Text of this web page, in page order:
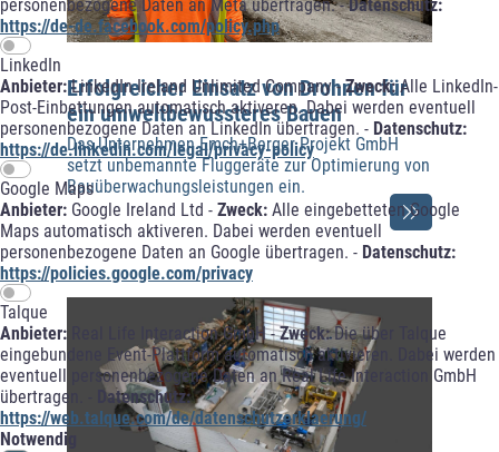
personenbezogene Daten an Meta übertragen. -Datenschutz:
https://de-de.facebook.com/policy.php
LinkedIn
Anbieter:LinkedIn Ireland Unlimited Company -Zweck:Alle LinkedIn-
Post-Einbettungen automatisch aktiveren. Dabei werden eventuell
personenbezogene Daten an LinkedIn übertragen. - Datenschutz:
https://de.linkedin.com/legal/privacy-policy
Google Maps
Anbieter: Google Ireland Ltd - Zweck: Alle eingebetteten Google
Maps automatisch aktiveren. Dabei werden eventuell
personenbezogene Daten an Google übertragen. - Datenschutz:
https://policies.google.com/privacy
Talque
Anbieter: Real Life Interaction GmbH -Zweck:Die über Talque
eingebundene Event-Plattform automatisch aktivieren. Dabei werden
eventuell personenbezogene Daten an Real Life Interaction GmbH
übertragen. -
Datenschutz:
https://web.talque.com/de/datenschutzerklaerung/
Notwendig
Erfolgreicher Einsatz von Drohnen für
ein umweltbewussteres Bauen
Das Unternehmen Emch+Berger Projekt GmbH
setzt unbemannte Fluggeräte zur Optimierung von
Bauüberwachungsleistungen ein.